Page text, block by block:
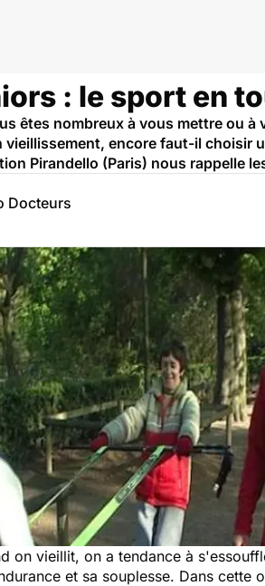
: le sport en
êtes nombreux à vous mettre ou
encore faut-il choisir
Pirandello (Paris) nous rappelle
Docteurs
on vieillit, on a tendance à
et sa souplesse. Dans cette